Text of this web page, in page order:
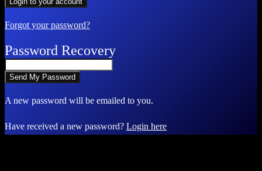
Forgot your password?
Password Recovery
A new password will be emailed to you.
Have received a new password? Login here